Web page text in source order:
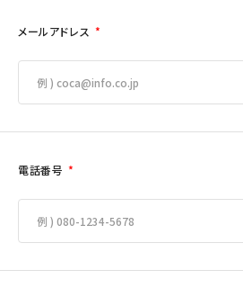
メールアドレス *
電話番号 *